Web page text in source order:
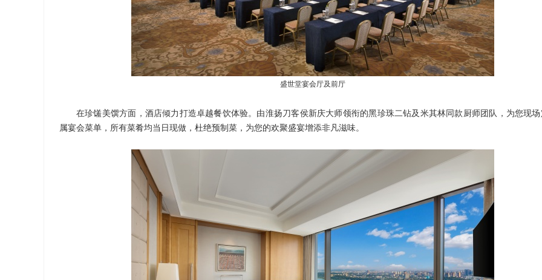
盛世堂宴会厅及前厅
在珍馐美馔方面，酒店倾力打造卓越餐饮体验。由淮扬刀客侯新庆大师领衔的黑珍珠二钻及米其林同款厨师团队，为您现
属宴会菜单，所有菜肴均当日现做，杜绝预制菜，为您的欢聚盛宴增添非凡滋味。